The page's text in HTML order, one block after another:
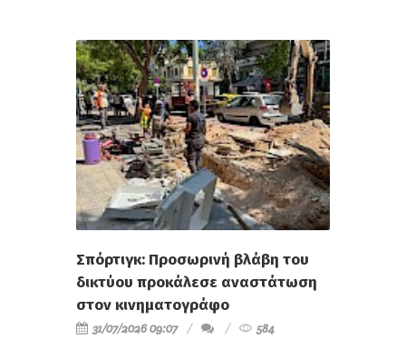
Σπόρτιγκ: Προσωρινή βλάβη του
δικτύου προκάλεσε αναστάτωση
στον κινηματογράφο
31/07/2026 09:07 584